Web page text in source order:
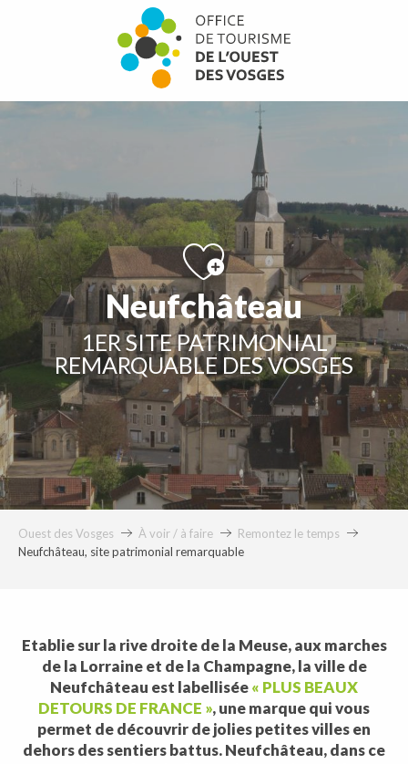
Neufchâteau
1ER SITE PATRIMONIAL
REMARQUABLE DES VOSGES
Ouest des Vosges À voir / à faire
Remontez le temps
Neufchâteau, site patrimonial remarquable
Etablie sur la rive droite de la Meuse, aux marches
de la Lorraine et de la Champagne, la ville de
Neufchâteau est labellisée« PLUS BEAUX
DETOURS DE FRANCE », une marque qui vous
permet de découvrir de jolies petites villes en
dehors des sentiers battus. Neufchâteau, dans ce